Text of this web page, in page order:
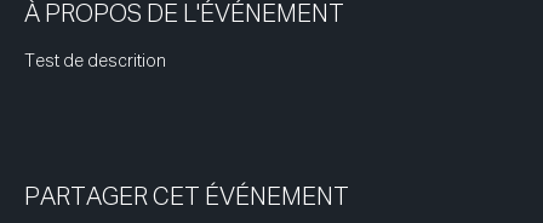
À PROPOS DE L'ÉVÉNEMENT
Test de descrition
PARTAGER CET ÉVÉNEMENT